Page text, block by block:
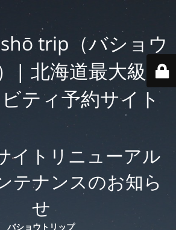
trip（バショウ
| 北海道最大級の
ティ予約サイト
イトリニューアル
テナンスのお知ら
せ
バショウトリップ